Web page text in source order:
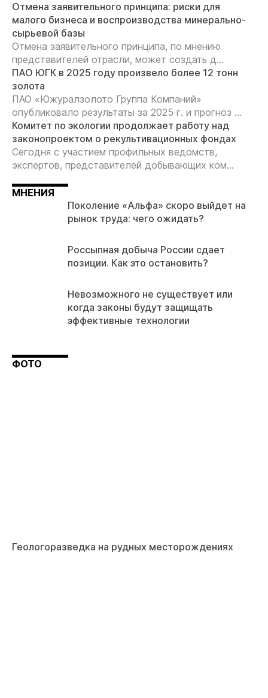
Отмена заявительного принципа: риски для
малого бизнеса и воспроизводства минерально-
сырьевой базы
Отмена заявительного принципа, по мнению
представителей отрасли, может создать д...
ПАО ЮГК в 2025 году произвело более 12 тонн
золота
ПАО «Южуралзолото Группа Компаний»
опубликовало результаты за 2025 г. и прогноз ...
Комитет по экологии продолжает работу над
законопроектом о рекультивационных фондах
Сегодня с участием профильных ведомств,
экспертов, представителей добывающих ком...
МНЕНИЯ
Поколение «Альфа» скоро выйдет на
рынок труда: чего ожидать?
Россыпная добыча России сдает
позиции. Как это остановить?
Невозможного не существует или
когда законы будут защищать
эффективные технологии
ФОТО
Геологоразведка на рудных месторождениях